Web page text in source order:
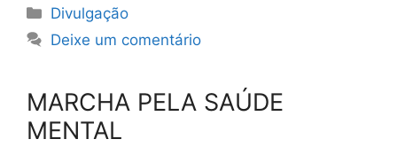
Categorias
Divulgação
Deixe um comentário
MARCHA PELA SAÚDE
MENTAL